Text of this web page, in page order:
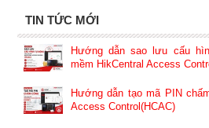
TIN TỨC MỚI
Hướng dẫn sao lưu cấu
mềm HikCentral Access
Hướng dẫn tạo mã PIN
Access Control(HCAC)